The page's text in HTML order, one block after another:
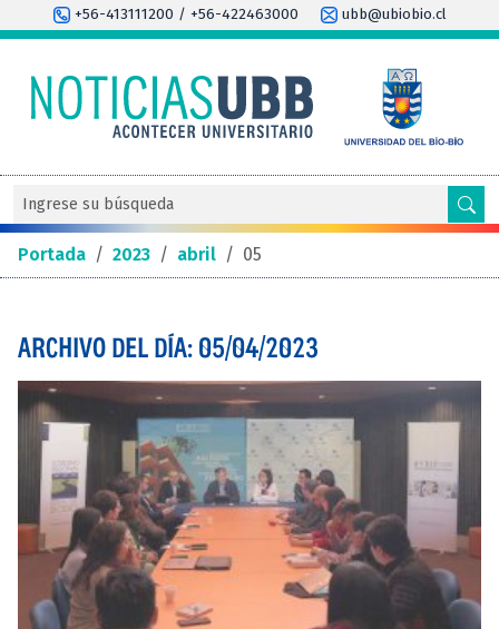
+56-413111200 / +56-422463000 ubb@ubiobio.cl
Portada / 2023 / abril / 05
ARCHIVO DEL DÍA: 05/04/2023